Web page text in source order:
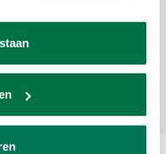
Abonneer